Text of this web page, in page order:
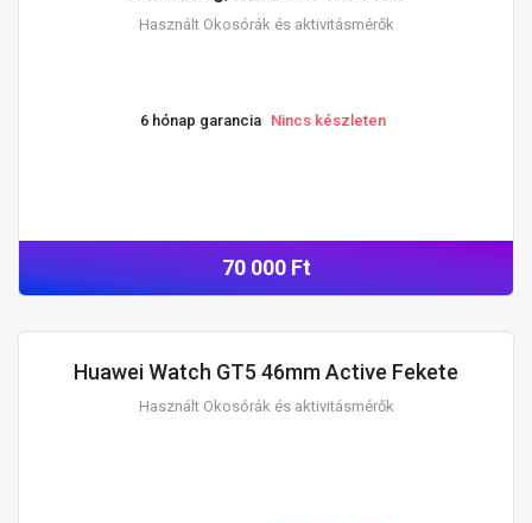
Használt Okosórák és aktivitásmérők
6 hónap garancia Nincs készleten
70 000 Ft
Huawei Watch GT5 46mm Active Fekete
Használt Okosórák és aktivitásmérők